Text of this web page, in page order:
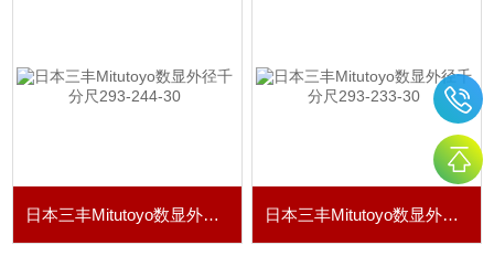
日本三丰Mitutoyo数显外径千分尺293-244-30 日本三丰Mitutoyo数显外径千分尺293-233-30